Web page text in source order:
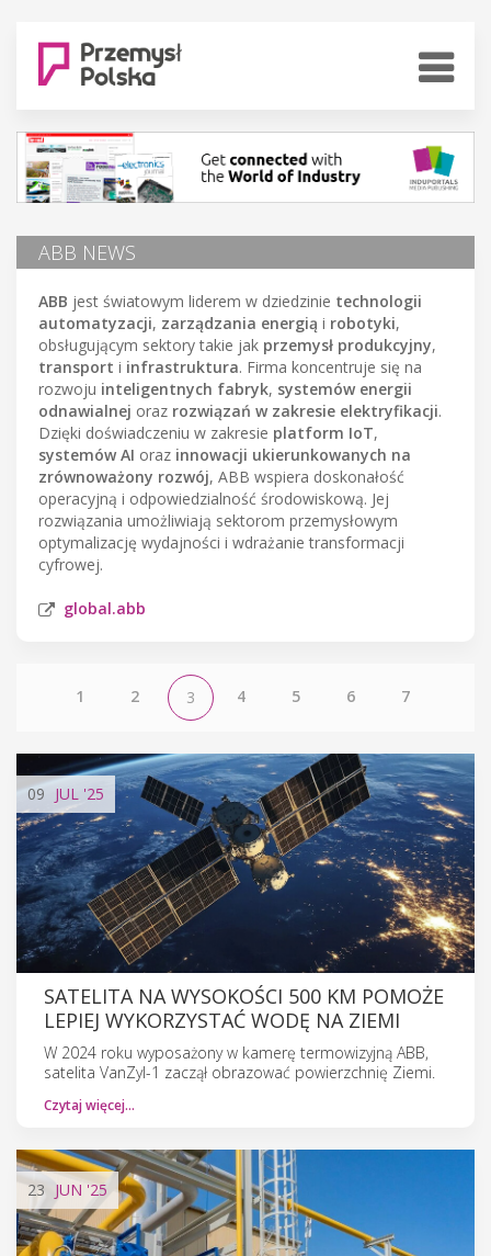
ABB NEWS
ABB jest światowym liderem w dziedzinie technologii
automatyzacji, zarządzania energią i robotyki,
obsługującym sektory takie jak przemysł produkcyjny,
transport i infrastruktura. Firma koncentruje się na
rozwoju inteligentnych fabryk, systemów energii
odnawialnej oraz rozwiązań w zakresie elektryfikacji.
Dzięki doświadczeniu w zakresie platform IoT,
systemów AI oraz innowacji ukierunkowanych na
zrównoważony rozwój, ABB wspiera doskonałość
operacyjną i odpowiedzialność środowiskową. Jej
rozwiązania umożliwiają sektorom przemysłowym
optymalizację wydajności i wdrażanie transformacji
cyfrowej.
global.abb
1 2 3 4 5 6 7
09 JUL '25
SATELITA NA WYSOKOŚCI 500 KM POMOŻE
LEPIEJ WYKORZYSTAĆ WODĘ NA ZIEMI
W 2024 roku wyposażony w kamerę termowizyjną ABB,
satelita VanZyl-1 zaczął obrazować powierzchnię Ziemi.
Czytaj więcej…
23 JUN '25